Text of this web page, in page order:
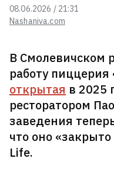
Nashaniva.com
08.06.2026 / 21:31
В Смолевичском
работу
открытая в 2025
ресторатором
заведения
что оно «закрыто
Life.
Россияне сбросили
авиабомбы на Сумы
В Беларуси КГБ
российского
которого в России
поставки
тушенки для армии
Сын Джо